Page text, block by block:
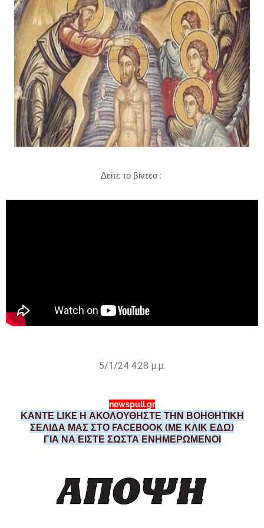
Δείτε το βίντεο :
5/1/24 4:28 μ.μ.
newspull.gr
ΚΑΝΤΕ LIKE Η ΑΚΟΛΟΥΘΗΣΤΕ ΤΗΝ ΒΟΗΘΗΤΙΚΗ
ΣΕΛΙΔΑ ΜΑΣ ΣΤΟ FACEBOOK (ΜΕ ΚΛΙΚ ΕΔΩ)
ΓΙΑ ΝΑ ΕΙΣΤΕ ΣΩΣΤΑ ΕΝΗΜΕΡΩΜΕΝΟΙ